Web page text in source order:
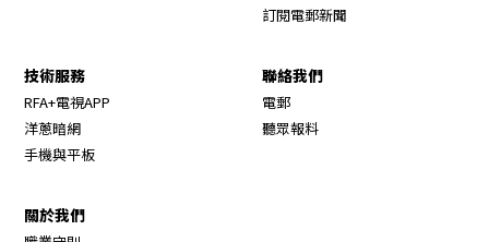
訂閱電郵新聞
技術服務
RFA+電視APP
洋蔥暗網
手機與平板
聯絡我們
電郵
聽眾報料
關於我們